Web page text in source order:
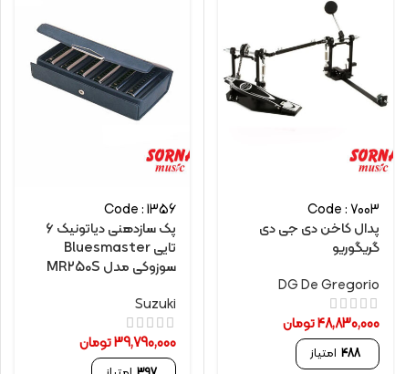
Code : 7003
پدال کاخن دی جی دی
گریگوریو
DG De Gregorio
48,830,000تومان
488 امتیاز
Code : 1356
پک سازدهنی دیاتونیک 6
تایی Bluesmaster
سوزوکی مدل MR250S
Suzuki
39,790,000تومان